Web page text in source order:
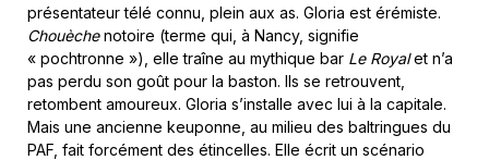
présentateur télé connu, plein aux as. Gloria est érémiste.
Chouèchenotoire (terme qui, à Nancy, signifie
« pochtronne »), elle traîne au mythique bar Le Royalet n’a
pas perdu son goût pour la baston. Ils se retrouvent,
retombent amoureux. Gloria s’installe avec lui à la capitale.
Mais une ancienne keuponne, au milieu des baltringues du
PAF, fait forcément des étincelles. Elle écrit un scénario